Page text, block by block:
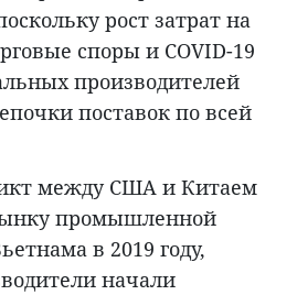
рост затрат на
споры и COVID-19
производителей
поставок по всей
между США и Китаем
промышленной
в 2019 году,
начали